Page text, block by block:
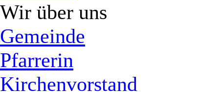
Wir über uns
Gemeinde
Pfarrerin
Kirchenvorstand